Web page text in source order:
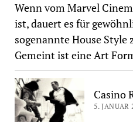
Wenn vom Marvel
ist, dauert es für
sogenannte House Style
Gemeint ist eine Art
Casino
5. JANUAR